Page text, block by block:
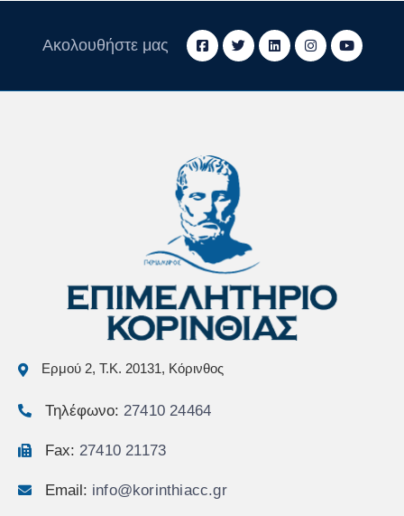
Ακολουθήστε μας
Ερμού 2, Τ.Κ. 20131, Κόρινθος
Τηλέφωνο: 27410 24464
Fax: 27410 21173
Email: info@korinthiacc.gr